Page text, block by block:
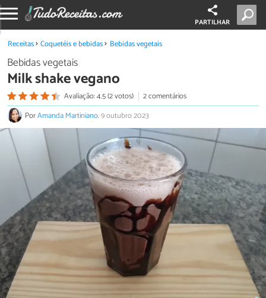
PARTILHAR
Receitas Coquetéis e bebidas Bebidas vegetais
Bebidas vegetais
Milk shake vegano
Avaliação: 4.5 (2 votos)
2 comentários
PorAmanda Martiniano.9 outubro 2023